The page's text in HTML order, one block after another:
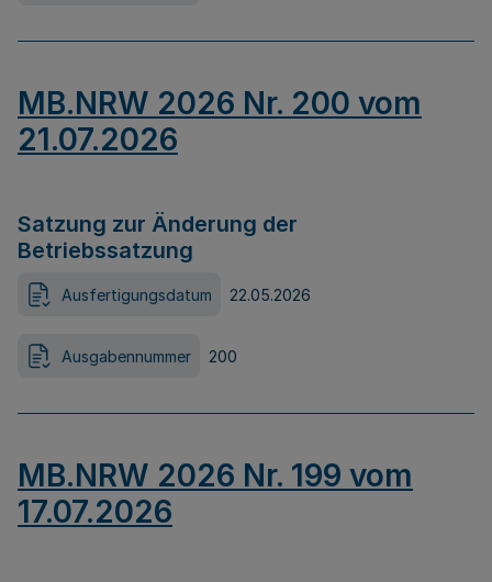
MB.NRW 2026 Nr. 200 vom
21.07.2026
Satzung zur Änderung der
Betriebssatzung
Ausfertigungsdatum 22.05.2026
Ausgabennummer 200
MB.NRW 2026 Nr. 199 vom
17.07.2026